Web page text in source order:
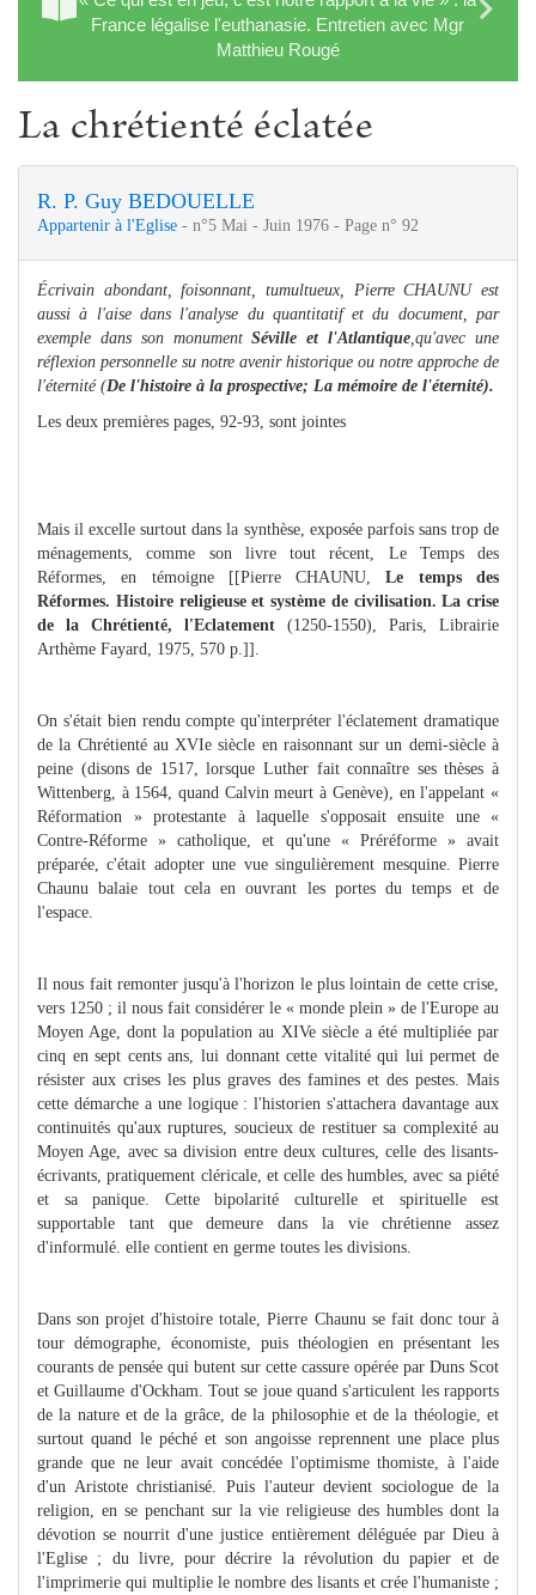
France légalise l'euthanasie. Entretien avec Mgr
Matthieu Rougé
La chrétienté éclatée
R. P. Guy BEDOUELLE
Appartenir à l'Eglise - n°5 Mai - Juin 1976 - Page n° 92
Écrivain abondant, foisonnant, tumultueux, Pierre CHAUNU est
aussi à l'aise dans l'analyse du quantitatif et du document, par
exemple dans son monumentSéville et l'Atlantique ,qu'avec une
réflexion personnelle su notre avenir historique ou notre approche de
l'éternité (De l'histoire à la prospective; La mémoire de l'éternité).
Les deux premières pages, 92-93, sont jointes
Mais il excelle surtout dans la synthèse, exposée parfois sans trop de
ménagements, comme son livre tout récent, Le Temps des
Réformes, en témoigne [[Pierre CHAUNU,Le temps des
Réformes. Histoire religieuse et système de civilisation. La crise
de la Chrétienté, l'Eclatement (1250-1550), Paris, Librairie
Arthème Fayard, 1975, 570 p.]].
On s'était bien rendu compte qu'interpréter l'éclatement dramatique
de la Chrétienté au XVIe siècle en raisonnant sur un demi-siècle à
peine (disons de 1517, lorsque Luther fait connaître ses thèses à
Wittenberg, à 1564, quand Calvin meurt à Genève), en l'appelant «
Réformation » protestante à laquelle s'opposait ensuite une «
Contre-Réforme » catholique, et qu'une « Préréforme » avait
préparée, c'était adopter une vue singulièrement mesquine. Pierre
Chaunu balaie tout cela en ouvrant les portes du temps et de
l'espace.
Il nous fait remonter jusqu'à l'horizon le plus lointain de cette crise,
vers 1250 ; il nous fait considérer le « monde plein » de l'Europe au
Moyen Age, dont la population au XIVe siècle a été multipliée par
cinq en sept cents ans, lui donnant cette vitalité qui lui permet de
résister aux crises les plus graves des famines et des pestes. Mais
cette démarche a une logique : l'historien s'attachera davantage aux
continuités qu'aux ruptures, soucieux de restituer sa complexité au
Moyen Age, avec sa division entre deux cultures, celle des lisants-
écrivants, pratiquement cléricale, et celle des humbles, avec sa piété
et sa panique. Cette bipolarité culturelle et spirituelle est
supportable tant que demeure dans la vie chrétienne assez
d'informulé. elle contient en germe toutes les divisions.
Dans son projet d'histoire totale, Pierre Chaunu se fait donc tour à
tour démographe, économiste, puis théologien en présentant les
courants de pensée qui butent sur cette cassure opérée par Duns Scot
et Guillaume d'Ockham. Tout se joue quand s'articulent les rapports
de la nature et de la grâce, de la philosophie et de la théologie, et
surtout quand le péché et son angoisse reprennent une place plus
grande que ne leur avait concédée l'optimisme thomiste, à l'aide
d'un Aristote christianisé. Puis l'auteur devient sociologue de la
religion, en se penchant sur la vie religieuse des humbles dont la
dévotion se nourrit d'une justice entièrement déléguée par Dieu à
l'Eglise ; du livre, pour décrire la révolution du papier et de
l'imprimerie qui multiplie le nombre des lisants et crée l'humaniste ;